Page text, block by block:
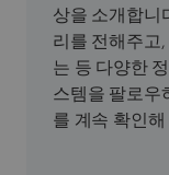
상을 소개합니
리를 전해주고,
는 등 다양한
스템을 팔로우
를 계속 확인해